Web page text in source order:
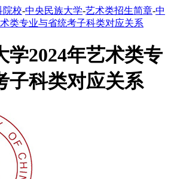
院校-中央民族大学-艺术类招生简章-中
类专业与省统考子科类对应关系
学2024年艺术类专
子科类对应关系